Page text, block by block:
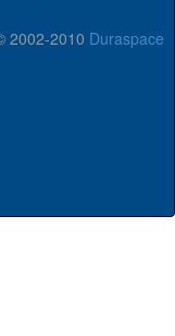
2002-2010 Duraspace